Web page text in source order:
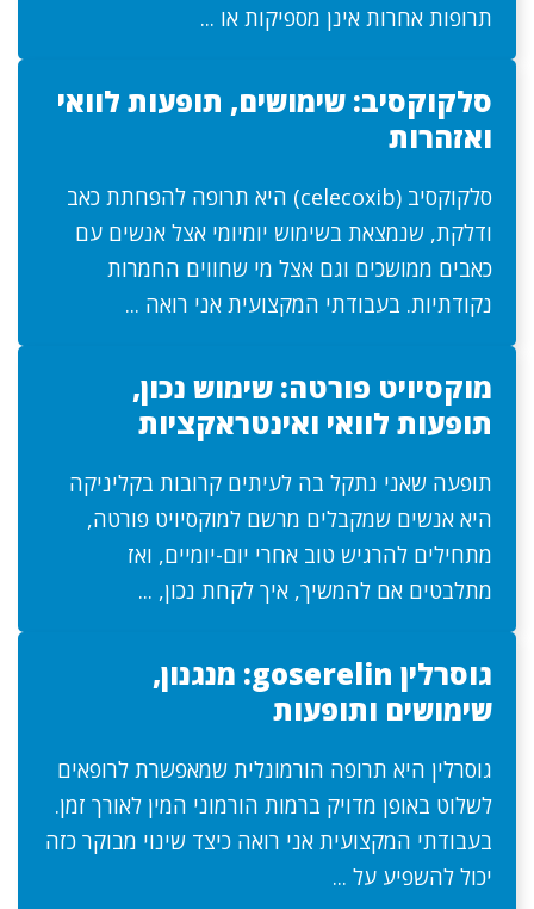
תרופות אחרות אינן מספיקות או ...
סלקוקסיב: שימושים, תופעות לוואי
ואזהרות
סלקוקסיב (celecoxib) היא תרופה להפחתת כאב
ודלקת, שנמצאת בשימוש יומיומי אצל אנשים עם
כאבים ממושכים וגם אצל מי שחווים החמרות
נקודתיות. בעבודתי המקצועית אני רואה ...
מוקסיויט פורטה: שימוש נכון,
תופעות לוואי ואינטראקציות
תופעה שאני נתקל בה לעיתים קרובות בקליניקה
היא אנשים שמקבלים מרשם למוקסיויט פורטה,
מתחילים להרגיש טוב אחרי יום-יומיים, ואז
מתלבטים אם להמשיך, איך לקחת נכון, ...
גוסרלין goserelin: מנגנון,
שימושים ותופעות
גוסרלין היא תרופה הורמונלית שמאפשרת לרופאים
לשלוט באופן מדויק ברמות הורמוני המין לאורך זמן.
בעבודתי המקצועית אני רואה כיצד שינוי מבוקר כזה
יכול להשפיע על ...